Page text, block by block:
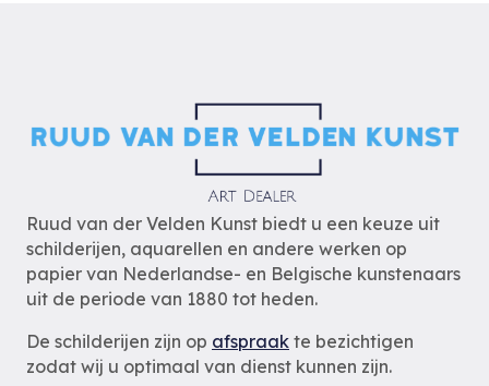
Ruud van der Velden Kunst biedt u een keuze uit
schilderijen, aquarellen en andere werken op
papier van Nederlandse- en Belgische kunstenaars
uit de periode van 1880 tot heden.
De schilderijen zijn op afspraak te bezichtigen
zodat wij u optimaal van dienst kunnen zijn.